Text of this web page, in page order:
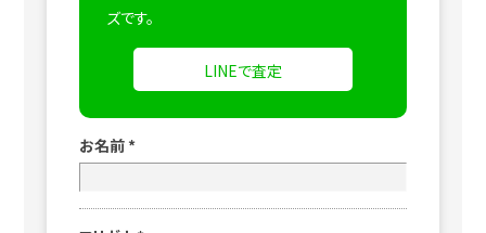
ズです。
LINEで査定
お名前 *